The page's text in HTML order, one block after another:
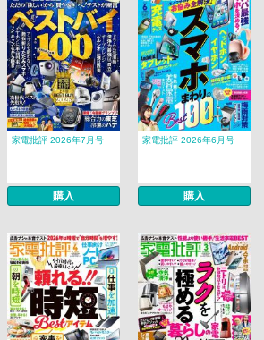
家電批評 2026年7月号
購入
家電批評 2026年6月号
購入